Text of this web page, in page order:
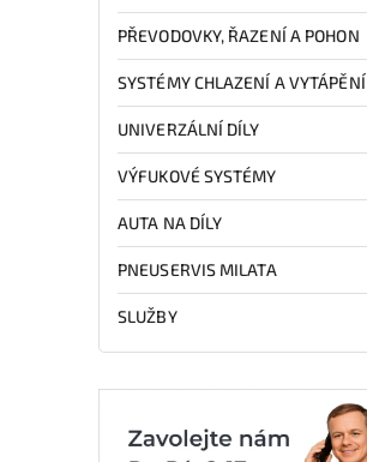
PŘEVODOVKY, ŘAZENÍ A POHON
SYSTÉMY CHLAZENÍ A VYTÁPĚNÍ
UNIVERZÁLNÍ DÍLY
VÝFUKOVÉ SYSTÉMY
AUTA NA DÍLY
PNEUSERVIS MILATA
SLUŽBY